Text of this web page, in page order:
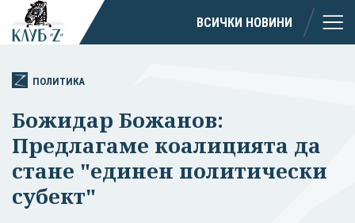
ВСИЧКИ НОВИНИ
ПОЛИТИКА
Божидар Божанов:
Предлагаме коалицията да
стане "единен политически
субект"